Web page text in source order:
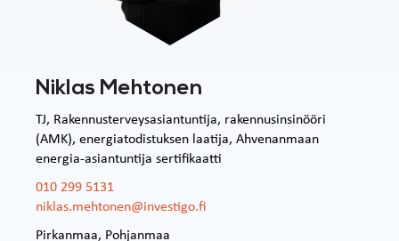
Niklas Mehtonen
TJ, Rakennusterveysasiantuntija, rakennusinsinööri
(AMK), energiatodistuksen laatija, Ahvenanmaan
energia-asiantuntija sertifikaatti
010 299 5131
niklas.mehtonen@investigo.fi
Pirkanmaa, Pohjanmaa